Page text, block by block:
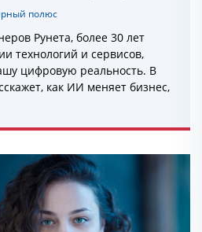
полюс
Рунета, более 30 лет
технологий и сервисов,
цифровую реальность. В
как ИИ меняет бизнес,